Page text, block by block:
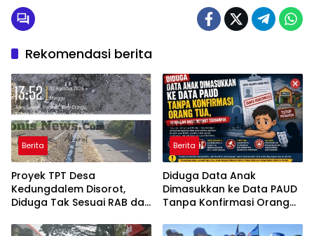
Rekomendasi berita
Berita
Proyek TPT Desa
Kedungdalem Disorot,
Diduga Tak Sesuai RAB dan
Berita
Diduga Data Anak
Dimasukkan ke Data PAUD
Tanpa Konfirmasi Orang
Disebut Terdampak